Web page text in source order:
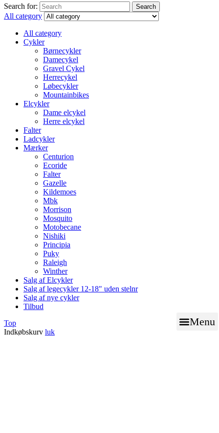
Menu
Search for:
Search
All category
All category
Cykler
Børnecykler
Damecykel
Gravel Cykel
Herrecykel
Løbecykler
Mountainbikes
Elcykler
Dame elcykel
Herre elcykel
Falter
Ladcykler
Mærker
Centurion
Ecoride
Falter
Gazelle
Kildemoes
Mbk
Morrison
Mosquito
Motobecane
Nishiki
Principia
Puky
Raleigh
Winther
Salg af Elcykler
Salg af legecykler 12-18" uden stelnr
Salg af nye cykler
Tilbud
Top
Indkøbskurv luk